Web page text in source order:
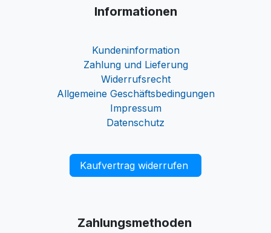
Informationen
Kundeninformation
Zahlung und Lieferung
Widerrufsrecht
Allgemeine Geschäftsbedingungen
Impressum
Datenschutz
Kaufvertrag widerrufen
Zahlungsmethoden